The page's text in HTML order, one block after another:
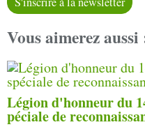
Vous aimerez aussi
Légion d'honneur du
péciale de